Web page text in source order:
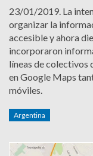
23/01/2019. La
organizar la
accesible y ahora
incorporaron
líneas de colectivos
en Google Maps
móviles.
Argentina